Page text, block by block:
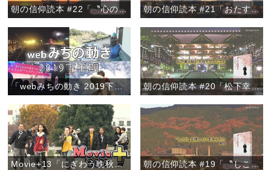
朝の信仰読本 #22「〝心の傷〟が性格をつくる」 朝の信仰読本 #21「おたすけは温かい言葉がけから」
「webみちの動き 2019下半期」 朝の信仰読本 #20「松下幸之助が天理で学んだこと」
Movie+13「にぎわう晩秋のおやさと」 朝の信仰読本 #19「〝しこり〟を残していませんか？」